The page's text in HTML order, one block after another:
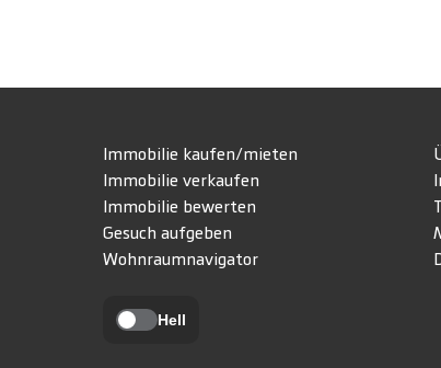
Immobilie kaufen/mieten
Immobilie verkaufen
Immobilie bewerten
Gesuch aufgeben
Wohnraumnavigator
Hell